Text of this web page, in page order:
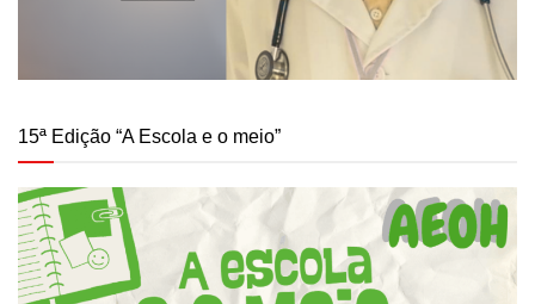
15ª Edição “A Escola e o meio”